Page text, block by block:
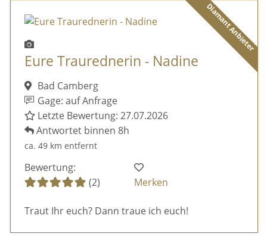
Diamant Anbieter
Eure Traurednerin - Nadine
Bad Camberg
Gage: auf Anfrage
Letzte Bewertung: 27.07.2026
Antwortet binnen 8h
ca. 49 km entfernt
Bewertung:
(2)
Merken
Traut Ihr euch? Dann traue ich euch!